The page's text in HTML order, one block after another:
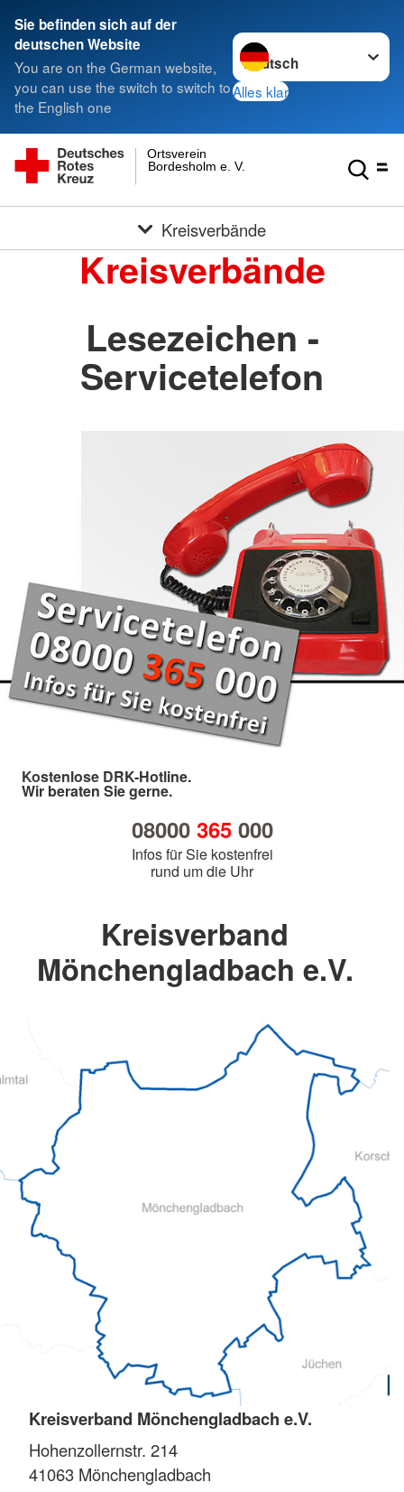
Sie befinden sich auf der
deutschen Website
You are on the German website,
you can use the switch to switch to
the English one
Sprache wechseln zu
Alles klar
Bordesholm e. V.
Ortsverein
Kreisverbände
Kreisverbände
Lesezeichen -
Servicetelefon
Kostenlose DRK-Hotline.
Wir beraten Sie gerne.
08000 365000
Infos für Sie kostenfrei
rund um die Uhr
Kreisverband
Mönchengladbach e.V.
Kreisverband Mönchengladbach e.V.
Hohenzollernstr. 214
41063 Mönchengladbach